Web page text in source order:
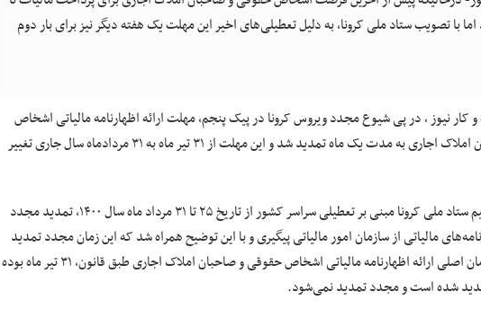
اما با تصویب ستاد ملی کرونا، به دلیل تعطیلی‌های اخیر این مهلت یک هفته دیگر نیز برای بار دوم
نیوز ، در پی شیوع مجدد ویروس کرونا در پیک پنجم، مهلت ارائه اظهارنامه مالیاتی اشخاص
حقوقی و صاحبان املاک اجاری به مدت یک ماه تمدید شد و این مهلت از ۳۱ تیر ماه به ۳۱ مردادماه سال جاری تغییر
در ادامه با تصمیم ستاد ملی کرونا مبنی بر تعطیلی سراسر کشور از تاریخ ۲۵ تا ۳۱ مرداد ماه سال ۱۴۰۰، تمدید مجدد
مالیاتی از سازمان امور مالیاتی پیگیری و با این توضیح همراه شد که این زمان مجدد تمدید
نمی‌شود زیرا، زمان اصلی ارائه اظهارنامه مالیاتی اشخاص حقوقی و صاحبان املاک اجاری طبق قانون، ۳۱ تیر ماه بوده
شده است و مجدد تمدید نمی‌شود.